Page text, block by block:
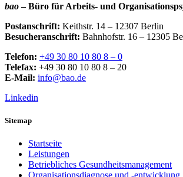
bao– Büro für Arbeits- und
Postanschrift: Keithstr. 14 – 12307 Berlin
Besucheranschrift: Bahnhofstr. 16 – 12305
Telefon: +49 30 80 10 80 8 – 0
Telefax: +49 30 80 10 80 8 – 20
E-Mail: info@bao.de
Linkedin
Sitemap
Startseite
Leistungen
Betriebliches Gesundheitsmanagement
Organisationsdiagnose und -entwicklung